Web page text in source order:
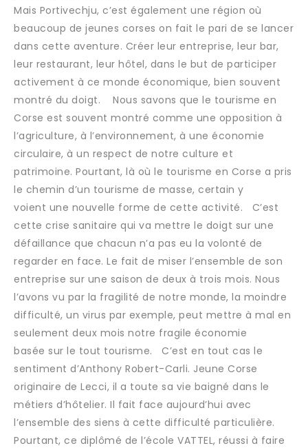
Mais Portivechju, c’est également une région où
beaucoup de jeunes corses on fait le pari de se lancer
dans cette aventure. Créer leur entreprise, leur bar,
leur restaurant, leur hôtel, dans le but de participer
activement à ce monde économique, bien souvent
montré du doigt. Nous savons que le tourisme en
Corse est souvent montré comme une opposition à
l’agriculture, à l’environnement, à une économie
circulaire, à un respect de notre culture et
patrimoine. Pourtant, là où le tourisme en Corse a pris
le chemin d’un tourisme de masse, certain y
voient une nouvelle forme de cette activité. C’est
cette crise sanitaire qui va mettre le doigt sur une
défaillance que chacun n’a pas eu la volonté de
regarder en face. Le fait de miser l’ensemble de son
entreprise sur une saison de deux à trois mois. Nous
l’avons vu par la fragilité de notre monde, la moindre
difficulté, un virus par exemple, peut mettre à mal en
seulement deux mois notre fragile économie
basée sur le tout tourisme. C’est en tout cas le
sentiment d’Anthony Robert-Carli. Jeune Corse
originaire de Lecci, il a toute sa vie baigné dans le
métiers d’hôtelier. Il fait face aujourd’hui avec
l’ensemble des siens à cette difficulté particulière.
Pourtant, ce diplômé de l’école VATTEL, réussi à faire